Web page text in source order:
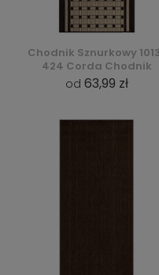
Chodnik Sznurkowy
424 Corda Chodnik
od 63,99 zł